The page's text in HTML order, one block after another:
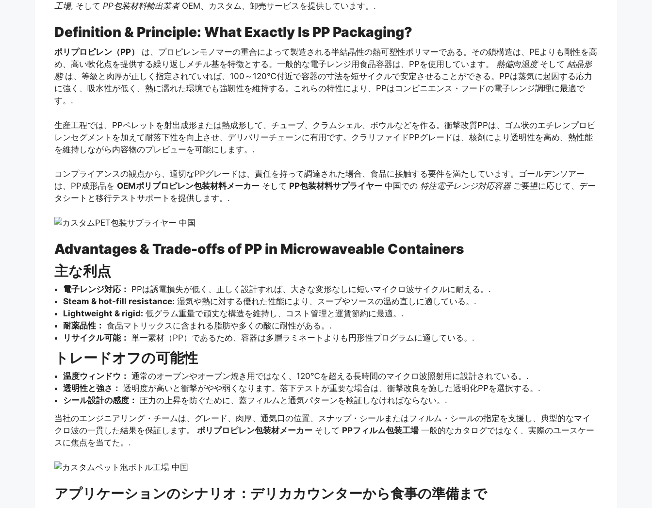
工場, そして PP包装材料輸出業者OEM、カスタム、卸売サービスを提供しています。.
Definition & Principle: What Exactly Is PP Packaging?
ポリプロピレン（PP）
は、プロピレンモノマーの重合によって製造される半結晶性の熱可塑性ポリマーである。その鎖構造は、PEよりも剛性を高
め、高い軟化点を提供する繰り返しメチル基を特徴とする。一般的な電子レンジ用食品容器は、PPを使用しています。 熱偏向温度そして 結晶形
態は、等級と肉厚が正しく指定されていれば、100～120℃付近で容器の寸法を短サイクルで安定させることができる。PPは蒸気に起因する応力
に強く、吸水性が低く、熱に濡れた環境でも強靭性を維持する。これらの特性により、PPはコンビニエンス・フードの電子レンジ調理に最適で
す。.
生産工程では、PPペレットを射出成形または熱成形して、チューブ、クラムシェル、ボウルなどを作る。衝撃改質PPは、ゴム状のエチレンプロピ
レンセグメントを加えて耐落下性を向上させ、デリバリーチェーンに有用です。クラリファイドPPグレードは、核剤により透明性を高め、熱性能
を維持しながら内容物のプレビューを可能にします。.
コンプライアンスの観点から、適切なPPグレードは、責任を持って調達された場合、食品に接触する要件を満たしています。ゴールデンソアー
は、PP成形品を OEMポリプロピレン包装材料メーカー そして PP包装材料サプライヤー 中国での 特注電子レンジ対応容器ご要望に応じて、デー
タシートと移行テストサポートを提供します。.
Advantages & Trade-offs of PP in Microwaveable Containers
主な利点
電子レンジ対応： PPは誘電損失が低く、正しく設計すれば、大きな変形なしに短いマイクロ波サイクルに耐える。.
Steam & hot-fill resistance: 湿気や熱に対する優れた性能により、スープやソースの温め直しに適している。.
Lightweight & rigid: 低グラム重量で頑丈な構造を維持し、コスト管理と運賃節約に最適。.
耐薬品性： 食品マトリックスに含まれる脂肪や多くの酸に耐性がある。.
リサイクル可能： 単一素材（PP）であるため、容器は多層ラミネートよりも円形性プログラムに適している。.
トレードオフの可能性
温度ウィンドウ： 通常のオーブンやオーブン焼き用ではなく、120℃を超える長時間のマイクロ波照射用に設計されている。.
透明性と強さ： 透明度が高いと衝撃がやや弱くなります。落下テストが重要な場合は、衝撃改良を施した透明化PPを選択する。.
シール設計の感度： 圧力の上昇を防ぐために、蓋フィルムと通気パターンを検証しなければならない。.
当社のエンジニアリング・チームは、グレード、肉厚、通気口の位置、スナップ・シールまたはフィルム・シールの指定を支援し、典型的なマイ
クロ波の一貫した結果を保証します。 ポリプロピレン包装材メーカー そして PPフィルム包装工場一般的なカタログではなく、実際のユースケー
スに焦点を当てた。.
アプリケーションのシナリオ：デリカカウンターから食事の準備まで